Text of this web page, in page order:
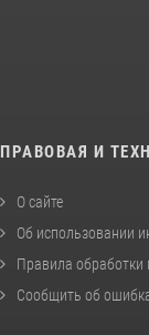
ПРАВОВАЯ И
О сайте
Об использовании
Правила
Сообщить об